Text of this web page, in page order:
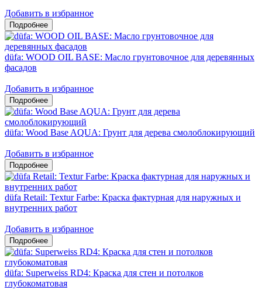
Добавить в избранное
düfa: WOOD OIL BASE: Масло грунтовочное для деревянных
фасадов
Добавить в избранное
düfa: Wood Base AQUA: Грунт для дерева смолоблокирующий
Добавить в избранное
düfa Retail: Textur Farbe: Краска фактурная для наружных и
внутренних работ
Добавить в избранное
düfa: Superweiss RD4: Краска для стен и потолков
глубокоматовая